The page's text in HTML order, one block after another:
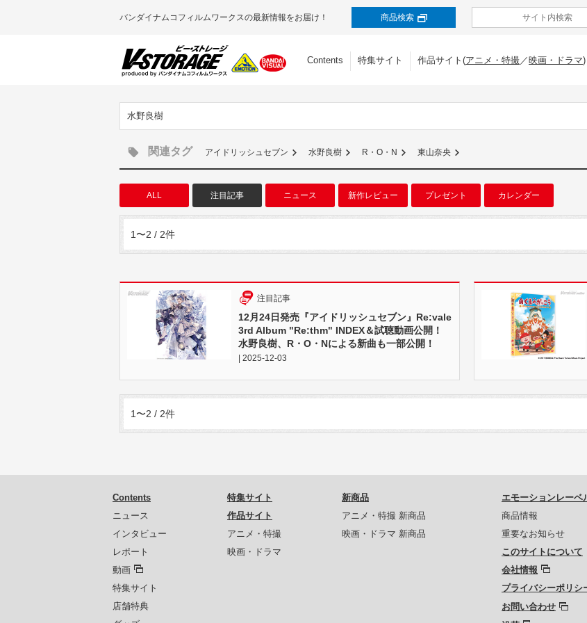
バンダイナムコフィルムワークスの最新情報をお届け！ 商品検索
Contents 特集サイト 作品サイト(アニメ・特撮／映画・ドラマ)
水野良樹
関連タグ アイドリッシュセブン 水野良樹 R・O・N 東山奈央
ALL 注目記事 ニュース 新作レビュー プレゼント カレンダー
1〜2 / 2件
注目記事
12月24日発売『アイドリッシュセブン』Re:vale
3rd Album "Re:thm" INDEX＆試聴動画公開！
水野良樹、R・O・Nによる新曲も一部公開！
| 2025-12-03
1〜2 / 2件
Contents
ニュース
インタビュー
レポート
動画
特集サイト
店舗特典
特集サイト
作品サイト
アニメ・特撮
映画・ドラマ
新商品
アニメ・特撮 新商品
映画・ドラマ 新商品
エモーションレーベ
商品情報
重要なお知らせ
このサイトについて
会社情報
プライバシーポリシ
お問い合わせ